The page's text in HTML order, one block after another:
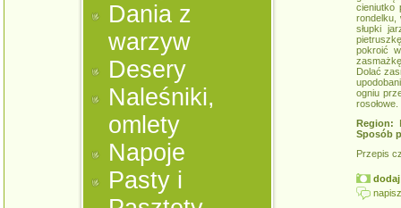
Dania z
warzyw
Desery
Naleśniki,
omlety
Napoje
Pasty i
cieniutko
rondelku,
słupki
pokroić
Dolać
ogniu
rosołowe.
Region:
Sposób
Przepis